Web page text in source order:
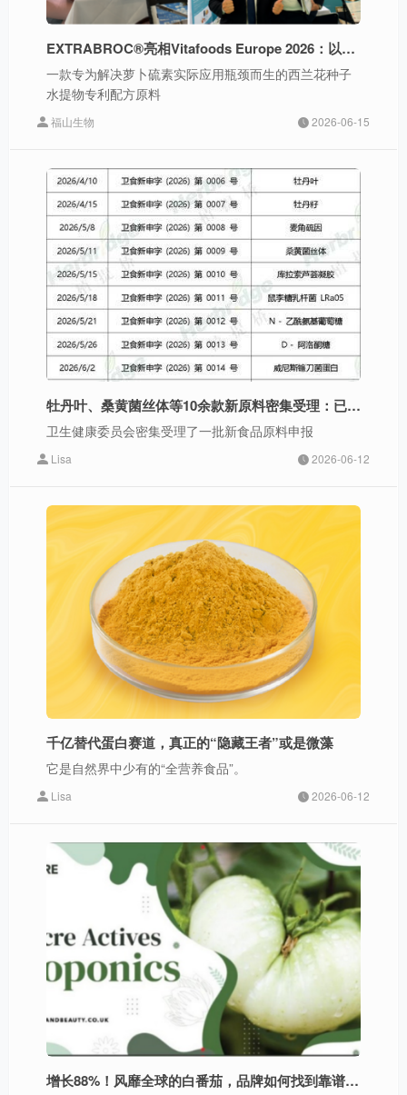
EXTRABROC®亮相Vitafoods Europe 2026：以临床实证定义稳定、高转化萝卜硫素新标准
一款专为解决萝卜硫素实际应用瓶颈而生的西兰花种子
水提物专利配方原料
福山生物 2026-06-15
牡丹叶、桑黄菌丝体等10余款新原料密集受理：已获批品种为何多次再申报？
卫生健康委员会密集受理了一批新食品原料申报
Lisa 2026-06-12
千亿替代蛋白赛道，真正的“隐藏王者”或是微藻
它是自然界中少有的“全营养食品”。
Lisa 2026-06-12
增长88%！风靡全球的白番茄，品牌如何找到靠谱科学好原料？